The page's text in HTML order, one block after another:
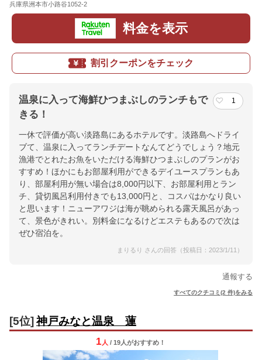
兵庫県洲本市小路谷1052-2
料金を表示
割引クーポンをチェック
温泉に入って海鮮ひつまぶしのランチもで
きる！
1
一休で評価が高い淡路島にあるホテルです。淡路島へドライ
ブて、温泉に入ってランチデートなんてどうでしょう？地元
漁港でとれたお魚をいただける海鮮ひつまぶしのプランがお
すすめ！ほかにもお部屋利用ができるデイユースプランもあ
り、部屋利用が無い場合は8,000円以下、お部屋利用とラン
チ、貸切風呂利用付きでも13,000円と、コスパはかなり良い
と思います！ニューアワジは海が眺められる露天風呂があっ
て、景色がきれい。別料金になるけどエステもあるので次は
ぜひ宿泊を。
まりるり さんの回答（投稿日：2023/1/11）
通報する
すべてのクチコミ(2 件)をみる
[5位] 神戸みなと温泉 蓮
1 人 / 19人がおすすめ！